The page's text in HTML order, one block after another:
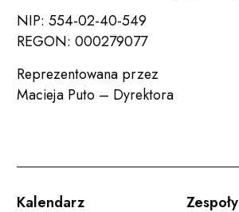
NIP: 554-02-40-549
REGON: 000279077
Reprezentowana przez
Macieja Puto – Dyrektora
Kalendarz Zespoły